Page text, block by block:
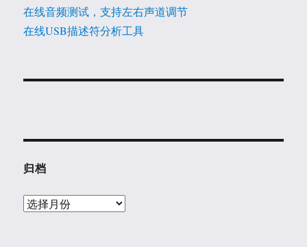
在线音频测试，支持左右声道调节
在线USB描述符分析工具
归档
归